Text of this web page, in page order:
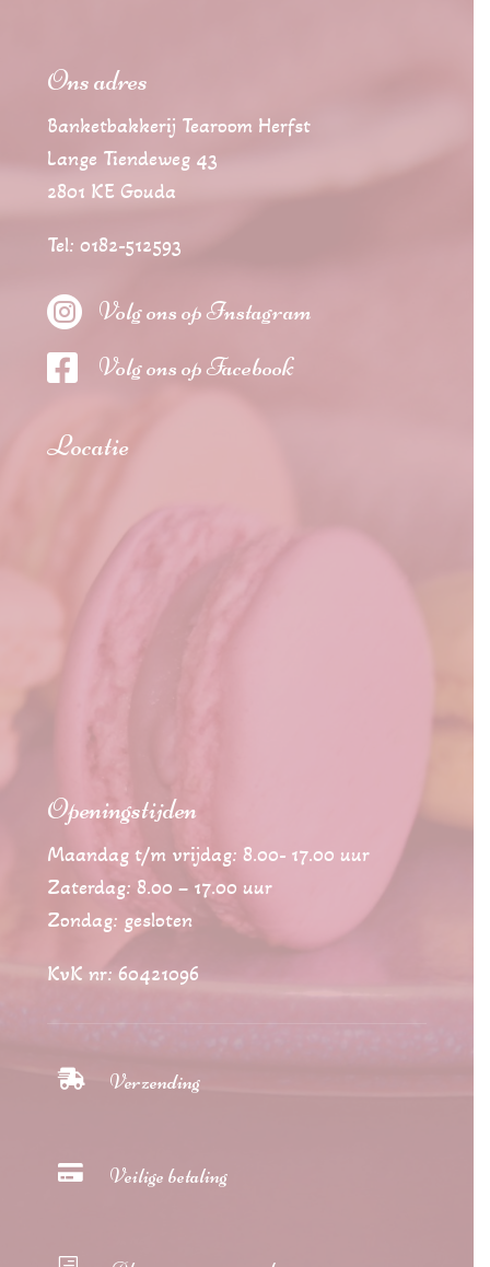
Ons adres
Banketbakkerij Tearoom Herfst
Lange Tiendeweg 43
2801 KE Gouda
Tel: 0182-512593
 Volg ons op Instagram
 Volg ons op Facebook
Locatie
Openingstijden
Maandag t/m vrijdag: 8.00- 17.00 uur
Zaterdag: 8.00 – 17.00 uur
Zondag: gesloten
KvK nr: 60421096
 Verzending
 Veilige betaling